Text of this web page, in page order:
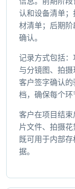
认和设备清单
材清单；后期
确认。
记录方式包括
与分镜图、拍
客户签字确认
档，确保每个环
客户在项目结
片文件、拍摄
既可用于内部
据。